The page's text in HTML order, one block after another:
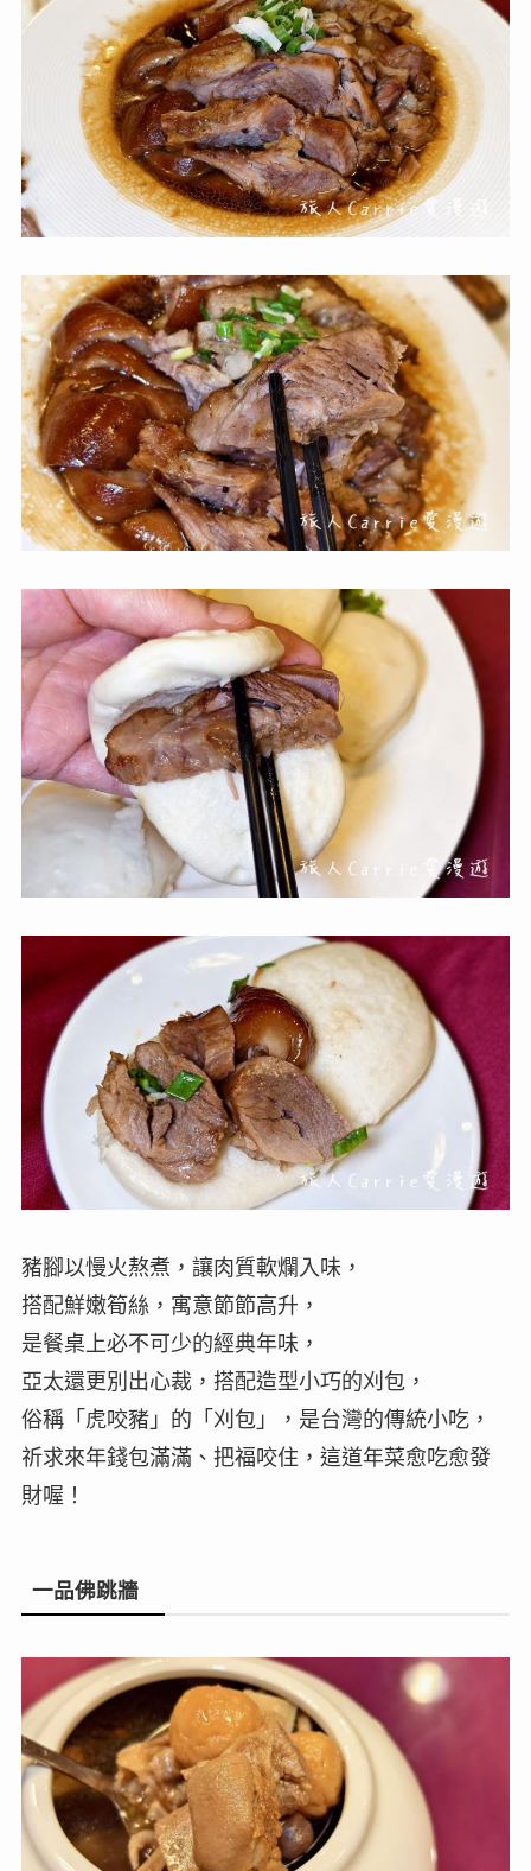
豬腳以慢火熬煮，讓肉質軟爛入味，
搭配鮮嫩筍絲，寓意節節高升，
是餐桌上必不可少的經典年味，
亞太還更別出心裁，搭配造型小巧的刈包，
俗稱「虎咬豬」的「刈包」，是台灣的傳統小吃，
祈求來年錢包滿滿、把福咬住，這道年菜愈吃愈發
財喔！
一品佛跳牆